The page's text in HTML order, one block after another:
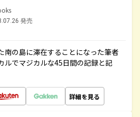
発売
南の島に滞在することになった筆者
ルでマジカルな45日間の記録と記
詳細を見る